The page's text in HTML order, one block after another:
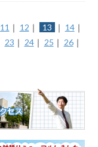
11 ｜ 12 ｜ 13 ｜ 14｜
23 ｜ 24｜ 25 ｜ 26｜